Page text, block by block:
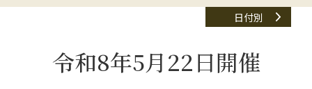
日付別
令和8年5月22日開催